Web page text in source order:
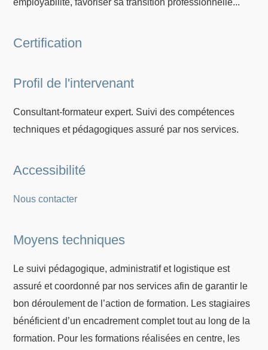
employabilité, favoriser sa transition professionnelle...
Certification
Profil de l'intervenant
Consultant-formateur expert. Suivi des compétences
techniques et pédagogiques assuré par nos services.
Accessibilité
Nous contacter
Moyens techniques
Le suivi pédagogique, administratif et logistique est
assuré et coordonné par nos services afin de garantir le
bon déroulement de l’action de formation. Les stagiaires
bénéficient d’un encadrement complet tout au long de la
formation. Pour les formations réalisées en centre, les